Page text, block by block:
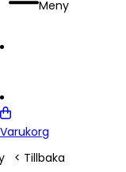
Meny
Varukorg
< Tillbaka